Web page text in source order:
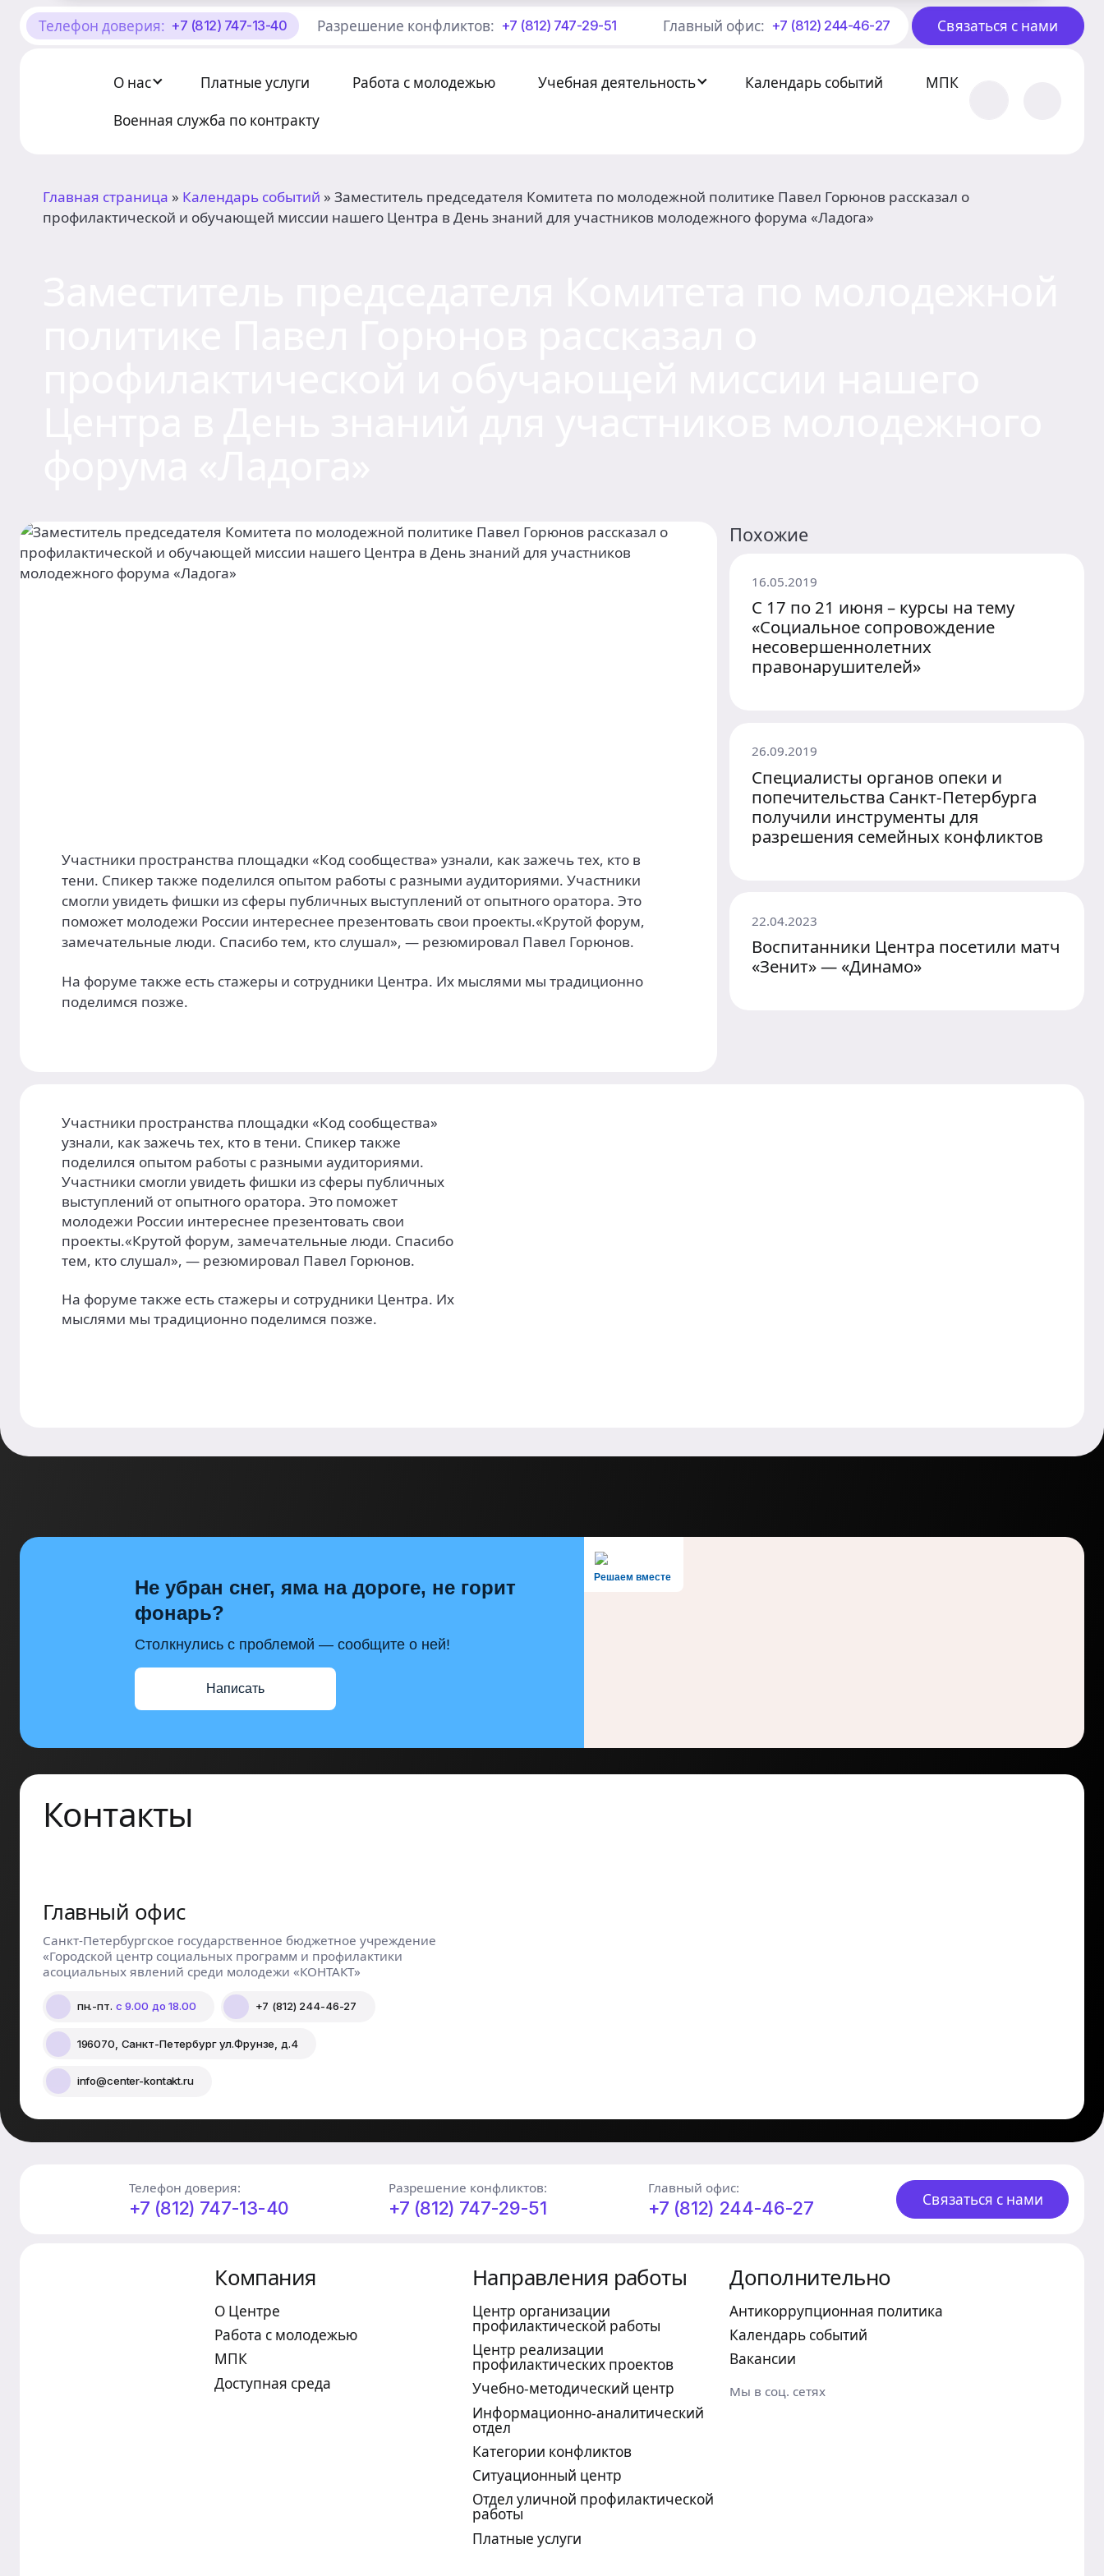
Телефон доверия: +7 (812) 747-13-40 Разрешение конфликтов: +7 (812) 747-29-51 Главный офис: +7 (812) 244-46-27 Связаться с нами
О нас Платные услуги Работа с молодежью Учебная деятельность Календарь событий
МПК
Военная служба по контракту
Главная страница » Календарь событий » Заместитель председателя Комитета по молодежной политике Павел Горюнов рассказал о
профилактической и обучающей миссии нашего Центра в День знаний для участников молодежного форума «Ладога»
Участники пространства площадки «Код сообщества» узнали, как зажечь тех, кто в
тени. Спикер также поделился опытом работы с разными аудиториями. Участники
смогли увидеть фишки из сферы публичных выступлений от опытного оратора. Это
поможет молодежи России интереснее презентовать свои проекты.«Крутой форум,
замечательные люди. Спасибо тем, кто слушал», — резюмировал Павел Горюнов.
На форуме также есть стажеры и сотрудники Центра. Их мыслями мы традиционно
поделимся позже.
Похожие
16.05.2019
С 17 по 21 июня – курсы на тему
«Социальное сопровождение
несовершеннолетних
правонарушителей»
26.09.2019
Специалисты органов опеки и
попечительства Санкт-Петербурга
получили инструменты для
22.04.2023
Воспитанники Центра посетили матч
«Зенит» — «Динамо»
Участники пространства площадки «Код сообщества»
узнали, как зажечь тех, кто в тени. Спикер также
поделился опытом работы с разными аудиториями.
Участники смогли увидеть фишки из сферы публичных
выступлений от опытного оратора. Это поможет
молодежи России интереснее презентовать свои
проекты.«Крутой форум, замечательные люди. Спасибо
тем, кто слушал», — резюмировал Павел Горюнов.
На форуме также есть стажеры и сотрудники Центра. Их
мыслями мы традиционно поделимся позже.
Решаем вместе
Не убран снег, яма на дороге, не горит
фонарь?
Столкнулись с проблемой — сообщите о ней!
Написать
Контакты
Главный офис
Санкт-Петербургское государственное бюджетное учреждение
«Городской центр социальных программ и профилактики
асоциальных явлений среди молодежи «КОНТАКТ»
пн.-пт. с 9.00 до 18.00 +7 (812) 244-46-27
196070, Санкт-Петербург ул.Фрунзе, д.4
info@center-kontakt.ru
Связаться с нами
Телефон доверия:
+7 (812) 747-13-40
Разрешение конфликтов:
+7 (812) 747-29-51
Главный офис:
+7 (812) 244-46-27
Компания
О Центре
Работа с молодежью
МПК
Доступная среда
Направления работы
Центр организации
профилактической работы
Центр реализации
профилактических проектов
Учебно-методический центр
Информационно-аналитический
отдел
Категории конфликтов
Ситуационный центр
Отдел уличной профилактической
работы
Платные услуги
Дополнительно
Антикоррупционная политика
Календарь событий
Вакансии
Мы в соц. сетях
О Центре «КОНТАКТ»
Документы